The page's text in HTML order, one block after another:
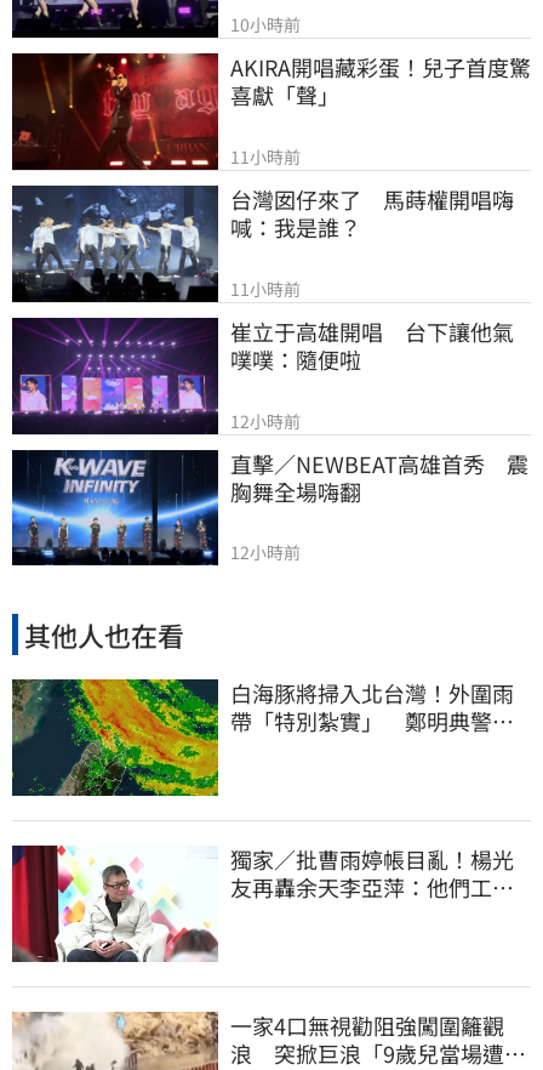
10小時前
AKIRA開唱藏彩蛋！兒子首度驚
喜獻「聲」
11小時前
台灣囡仔來了　馬蒔權開唱嗨
喊：我是誰？
11小時前
崔立于高雄開唱　台下讓他氣
噗噗：隨便啦
12小時前
直擊／NEWBEAT高雄首秀　震
胸舞全場嗨翻
12小時前
其他人也在看
白海豚將掃入北台灣！外圍雨
帶「特別紮實」 鄭明典警告
獨家／批曹雨婷帳目亂！楊光
友再轟余天李亞萍：他們工會
一家4口無視勸阻強闖圍籬觀
浪 突掀巨浪「9歲兒當場遭捲